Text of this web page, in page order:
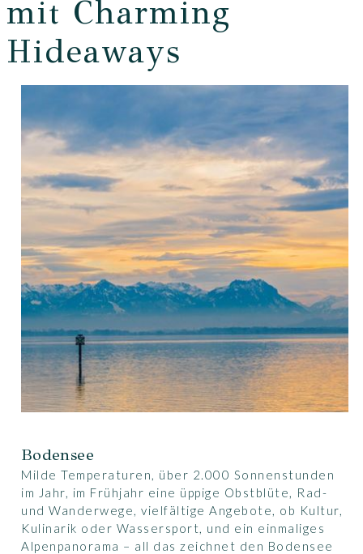
mit Charming
Hideaways
Bodensee
Milde Temperaturen, über 2.000 Sonnenstunden
im Jahr, im Frühjahr eine üppige Obstblüte, Rad-
und Wanderwege, vielfältige Angebote, ob Kultur,
Kulinarik oder Wassersport, und ein einmaliges
Alpenpanorama – all das zeichnet den Bodensee